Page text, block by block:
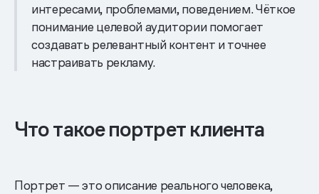
интересами, проблемами, поведением. Чёткое
понимание целевой аудитории помогает
создавать релевантный контент и точнее
настраивать рекламу.
Что такое портрет клиента
Портрет — это описание реального человека,